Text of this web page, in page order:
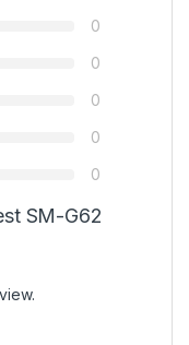
0
0
0
0
0
SM-G62